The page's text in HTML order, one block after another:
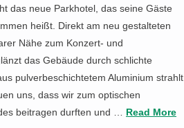
das neue Parkhotel, das seine Gäste
heißt. Direkt am neu gestalteten
Nähe zum Konzert- und
das Gebäude durch schlichte
pulverbeschichtetem Aluminium strahlt
uns, dass wir zum optischen
beitragen durften und … Read More